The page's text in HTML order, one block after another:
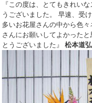
『この度は、とてもきれい
うございました。 早速、受
多いお花屋さんの中から色
さんにお願いしてよかった
とうございました』松本道